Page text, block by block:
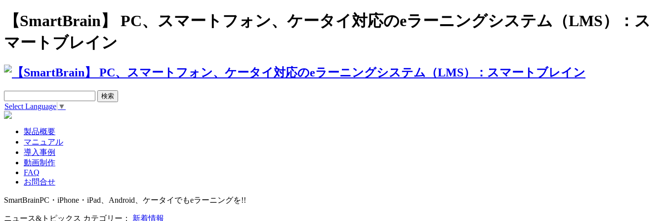
【SmartBrain】 PC、スマートフォン、ケータイ対応のeラーニングシステム（LMS）：ス
マートブレイン
Select Language ▼
製品概要
マニュアル
導入事例
動画制作
FAQ
お問合せ
SmartBrainPC・iPhone・iPad、Android、ケータイでもeラーニングを!!
ニュース&トピックス カテゴリー： 新着情報